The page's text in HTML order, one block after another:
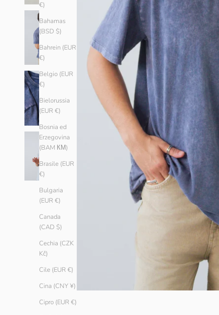
€)
Bahamas
(BSD $)
Bahrein (EUR
€)
Belgio (EUR
€)
Bielorussia
(EUR €)
Bosnia ed
Erzegovina
(BAM КМ)
Brasile (EUR
€)
Bulgaria
(EUR €)
Canada
(CAD $)
Cechia (CZK
Kč)
Cile (EUR €)
Cina (CNY ¥)
Cipro (EUR €)